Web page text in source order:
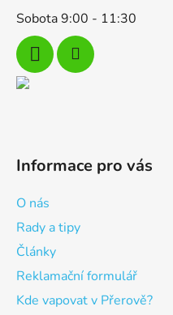
Sobota 9:00 - 11:30
Informace pro vás
O nás
Rady a tipy
Články
Reklamační formulář
Kde vapovat v Přerově?